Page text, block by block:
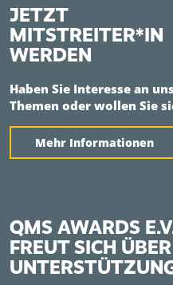
JETZT
MITSTREITER*IN
WERDEN
Haben Sie Interesse an
Themen oder wollen Sie
Mehr Informationen
QMS AWARDS
FREUT SICH ÜBER